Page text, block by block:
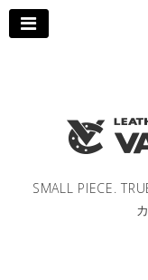
コ
ン
SMALL PIECE.